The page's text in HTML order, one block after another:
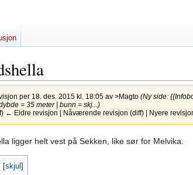
per 18. des. 2015 kl. 18:05 av >Magto (Ny side:
= 35 meter | bunn = skj...)
← Eldre revisjon | Nåværende revisjon (diff) | Nyere
ligger helt vest på Sekken, like sør for Melvika.